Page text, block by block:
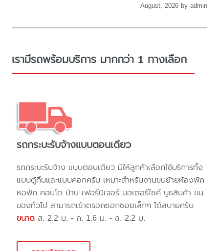
August, 2026 by admin
เรามีรถพร้อมบริการ มากกว่า 1 ทางเลือก
รถกระบะรับจ้างแบบตอนเดียว
รถกระบะรับจ้าง แบบตอนเดียว มีให้ลูกค้าเลือกใช้บริการทั้ง
แบบตู้ทึบและแบบคอกครับ เหมาะสำหรับงานขนย้ายห้องพัก
หอพัก คอนโด บ้าน เฟอร์นิเจอร์ มอเตอร์ไซค์ บูธสินค้า ขน
ของทั่วไป สามารถเข้าตรอกซอกซอยเล็กๆ ได้สบายครับ
ขนาด ส. 2.2 ม. - ก. 1.6 ม. - ล. 2.2 ม.